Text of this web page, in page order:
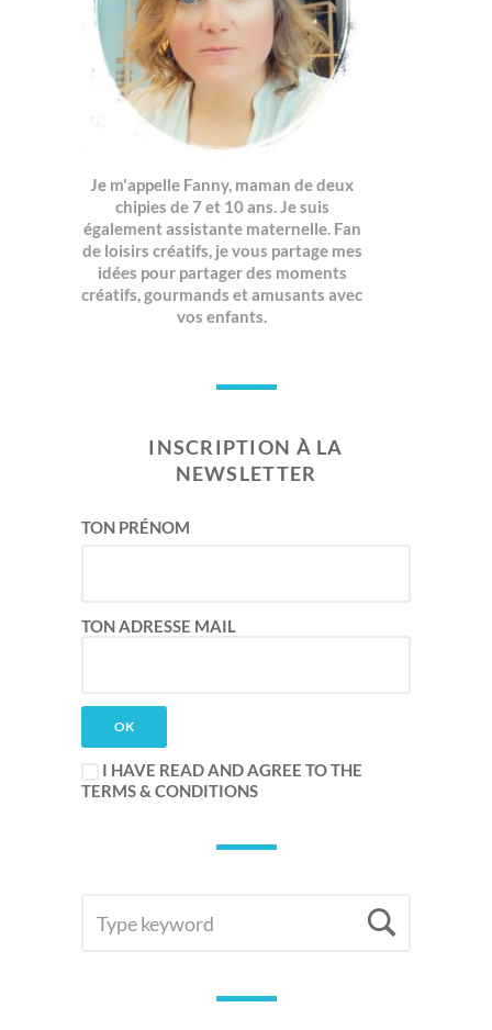
Je m'appelle Fanny, maman de deux
chipies de 7 et 10 ans. Je suis
également assistante maternelle. Fan
de loisirs créatifs, je vous partage mes
idées pour partager des moments
créatifs, gourmands et amusants avec
vos enfants.
INSCRIPTION À LA
NEWSLETTER
TON PRÉNOM
TON ADRESSE MAIL
I HAVE READ AND AGREE TO THE
TERMS & CONDITIONS
FOR: